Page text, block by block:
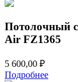
Потолочный
Air FZ1365
5 600,00 ₽
Подробнее